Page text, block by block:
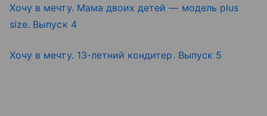
Хочу в мечту. Мама двоих детей — модель plus
size. Выпуск 4
Хочу в мечту. 13-летний кондитер. Выпуск 5